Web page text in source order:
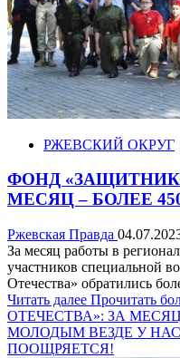
РЖЕВСКИЙ ОКРУГ
ФОНД
МЕСЯЦ – БОЛЕЕ
Ржевская Правда
За месяц работы в
участников специальной
Отечества» обратились
Читать далее Прочитать
ОТЕЧЕСТВА»: ЗА
МОЛОДЫМ ВЕЗДЕ У
ПООЩРЯЕТСЯ!